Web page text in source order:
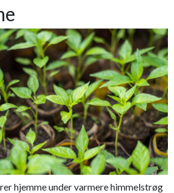
hjemme under varmere himmelstrøg